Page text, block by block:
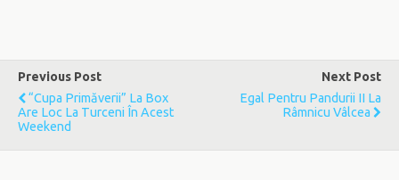
Previous Post
“Cupa Primăverii” La Box
Are Loc La Turceni În Acest
Weekend
Next Post
Egal Pentru Pandurii II La
Râmnicu Vâlcea